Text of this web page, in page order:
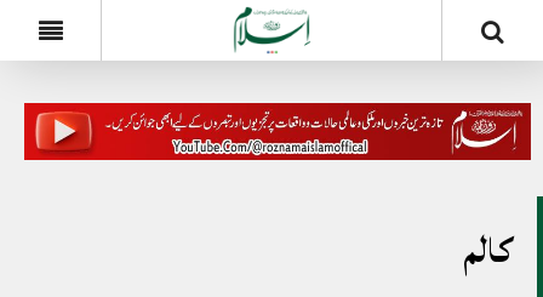
کالم